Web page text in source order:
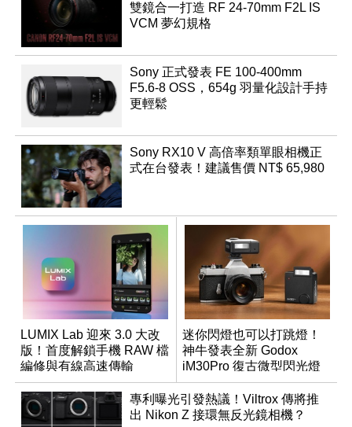
雙鏡合一打造 RF 24-70mm F2L IS
VCM 夢幻規格
Sony 正式發表 FE 100-400mm
F5.6-8 OSS，654g 羽量化設計手持
更輕鬆
Sony RX10 V 高倍率類單眼相機正
式在台發表！建議售價 NT$ 65,980
LUMIX Lab 迎來 3.0 大改
版！首度解鎖手機 RAW 檔
編修與有線高速傳輸
迷你閃燈也可以打跳燈！
神牛發表全新 Godox
iM30Pro 復古微型閃光燈
專利曝光引發熱議！Viltrox 傳將推
出 Nikon Z 接環無反光鏡相機？